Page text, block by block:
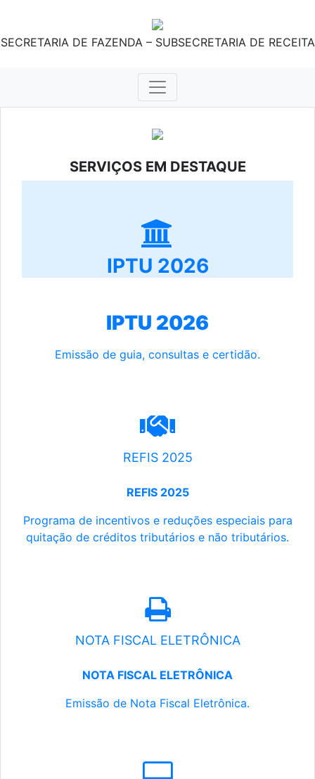
SECRETARIA DE FAZENDA – SUBSECRETARIA DE RECEITA
SERVIÇOS EM DESTAQUE
IPTU 2026
IPTU 2026
Emissão de guia, consultas e certidão.
REFIS 2025
REFIS 2025
Programa de incentivos e reduções especiais para
quitação de créditos tributários e não tributários.
NOTA FISCAL ELETRÔNICA
NOTA FISCAL ELETRÔNICA
Emissão de Nota Fiscal Eletrônica.